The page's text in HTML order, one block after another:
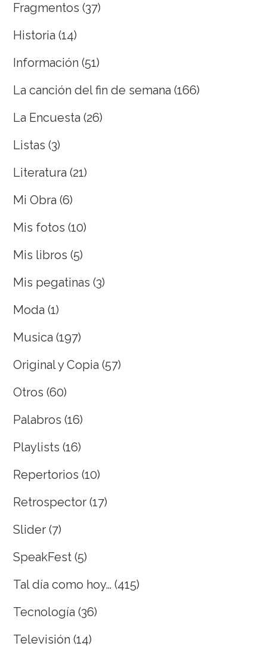
Fragmentos (37)
Historia (14)
Información (51)
La canción del fin de semana (166)
La Encuesta (26)
Listas (3)
Literatura (21)
Mi Obra (6)
Mis fotos (10)
Mis libros (5)
Mis pegatinas (3)
Moda (1)
Musica (197)
Original y Copia (57)
Otros (60)
Palabros (16)
Playlists (16)
Repertorios (10)
Retrospector (17)
Slider (7)
SpeakFest (5)
Tal día como hoy… (415)
Tecnología (36)
Televisión (14)